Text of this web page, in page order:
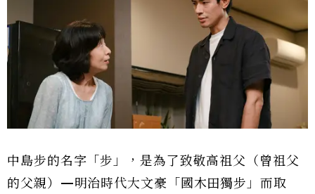
中島步的名字「步」，是為了致敬高祖父（曾祖父
的父親）—明治時代大文豪「國木田獨步」而取